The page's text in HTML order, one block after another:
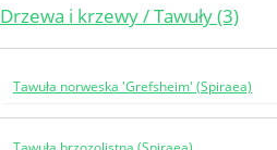
Drzewa i krzewy / Tawuły (3)
Tawuła norweska 'Grefsheim' (Spiraea)